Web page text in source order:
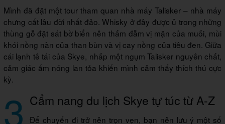
Mình đã đặt một tour tham quan nhà máy Talisker – nhà máy
chưng cất lâu đời nhất đảo. Whisky ở đây được ủ trong những
thùng gỗ đặt sát bờ biển nên thấm đẫm vị mặn của muối, mùi
khói nồng nàn của than bùn và vị cay nồng của tiêu đen. Giữa
cái lạnh tê tái của Skye, nhấp một ngụm Talisker nguyên chất,
cảm giác ấm nóng lan tỏa khiến mình cảm thấy thích thú cực
kỳ.
3 Cẩm nang du lịch Skye tự túc từ A-Z
Để chuyến đi trở nên trọn vẹn, bạn nên lưu ý một số